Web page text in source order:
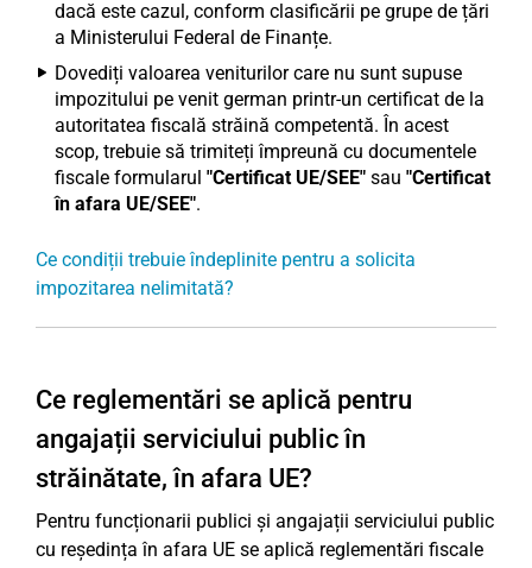
dacă este cazul, conform clasificării pe grupe de țări
a Ministerului Federal de Finanțe.
Dovediți valoarea veniturilor care nu sunt supuse
impozitului pe venit german printr-un certificat de la
autoritatea fiscală străină competentă. În acest
scop, trebuie să trimiteți împreună cu documentele
fiscale formularul "Certificat UE/SEE" sau "Certificat
în afara UE/SEE".
Ce condiții trebuie îndeplinite pentru a solicita
impozitarea nelimitată?
Ce reglementări se aplică pentru
angajații serviciului public în
străinătate, în afara UE?
Pentru funcționarii publici și angajații serviciului public
cu reședința în afara UE se aplică reglementări fiscale